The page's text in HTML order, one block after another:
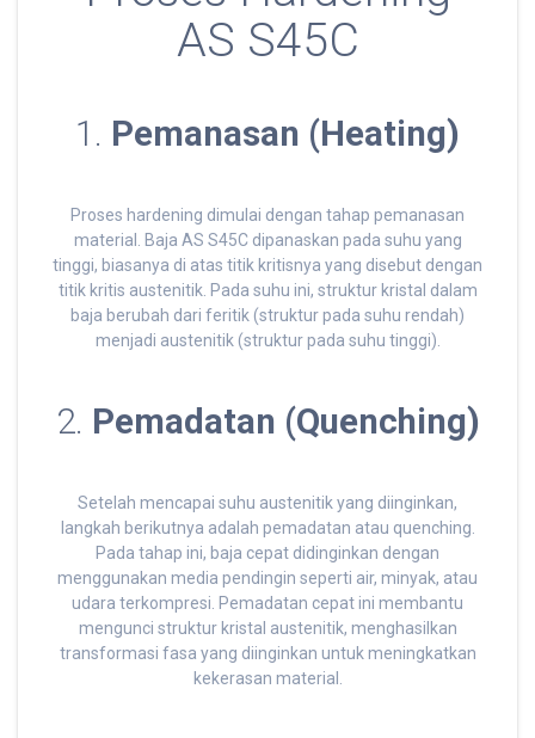
AS S45C
1. Pemanasan (Heating)
Proses hardening dimulai dengan tahap pemanasan
material. Baja AS S45C dipanaskan pada suhu yang
tinggi, biasanya di atas titik kritisnya yang disebut dengan
titik kritis austenitik. Pada suhu ini, struktur kristal dalam
baja berubah dari feritik (struktur pada suhu rendah)
menjadi austenitik (struktur pada suhu tinggi).
2. Pemadatan (Quenching)
Setelah mencapai suhu austenitik yang diinginkan,
langkah berikutnya adalah pemadatan atau quenching.
Pada tahap ini, baja cepat didinginkan dengan
menggunakan media pendingin seperti air, minyak, atau
udara terkompresi. Pemadatan cepat ini membantu
mengunci struktur kristal austenitik, menghasilkan
transformasi fasa yang diinginkan untuk meningkatkan
kekerasan material.